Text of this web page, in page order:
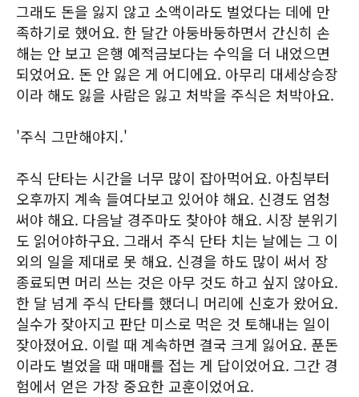
그래도 돈을 잃지 않고 소액이라도 벌었다는 데에 만
족하기로 했어요. 한 달간 아둥바둥하면서 간신히 손
해는 안 보고 은행 예적금보다는 수익을 더 내었으면
되었어요. 돈 안 잃은 게 어디에요. 아무리 대세상승장
이라 해도 잃을 사람은 잃고 처박을 주식은 처박아요.
'주식 그만해야지.'
주식 단타는 시간을 너무 많이 잡아먹어요. 아침부터
오후까지 계속 들여다보고 있어야 해요. 신경도 엄청
써야 해요. 다음날 경주마도 찾아야 해요. 시장 분위기
도 읽어야하구요. 그래서 주식 단타 치는 날에는 그 이
외의 일을 제대로 못 해요. 신경을 하도 많이 써서 장
종료되면 머리 쓰는 것은 아무 것도 하고 싶지 않아요.
한 달 넘게 주식 단타를 했더니 머리에 신호가 왔어요.
실수가 잦아지고 판단 미스로 먹은 것 토해내는 일이
잦아졌어요. 이럴 때 계속하면 결국 크게 잃어요. 푼돈
이라도 벌었을 때 매매를 접는 게 답이었어요. 그간 경
험에서 얻은 가장 중요한 교훈이었어요.